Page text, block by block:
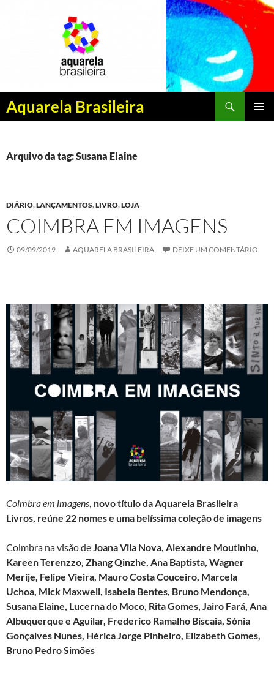
Aquarela Brasileira
Pesquisar
PULAR
CONTEÚDO
Arquivo da tag: Susana Elaine
DIÁRIO,LANÇAMENTOS,LIVRO,LOJA
COIMBRA EM IMAGENS
09/09/2019 AQUARELA BRASILEIRA DEIXE UM COMENTÁRIO
Coimbra em imagens, novo título da Aquarela Brasileira
Livros, reúne 22 nomes e uma belíssima coleção de imagens
Coimbra na visão deJoana Vila Nova, Alexandre Moutinho,
Kareen Terenzzo, Zhang Qinzhe, Ana Baptista, Wagner
Merije, Felipe Vieira, Mauro Costa Couceiro, Marcela
Uchoa, Mick Maxwell, Isabela Bentes, Bruno Mendonça,
Susana Elaine, Lucerna do Moco, Rita Gomes, Jairo Fará, Ana
Albuquerque e Aguilar, Frederico Ramalho Biscaia, Sónia
Gonçalves Nunes, Hérica Jorge Pinheiro, Elizabeth Gomes,
Bruno Pedro Simões